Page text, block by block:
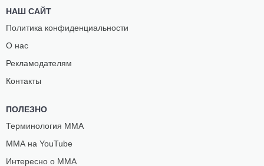
НАШ САЙТ
Политика конфиденциальности
О нас
Рекламодателям
Контакты
ПОЛЕЗНО
Терминология ММА
ММА на YouTube
Интересно о ММА